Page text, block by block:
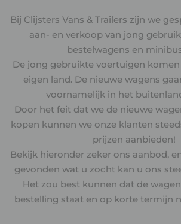
Bij Clijsters Vans & Trailers zijn we
aan- en verkoop van jong
bestelwagens en
De jong gebruikte voertuigen
eigen land. De nieuwe wagens
voornamelijk in het
Door het feit dat we de nieuwe
kopen kunnen we onze klanten
prijzen aanbieden!
Bekijk hieronder zeker ons aanbod,
gevonden wat u zocht kan u ons
Het zou best kunnen dat de
bestelling staat en op korte termijn